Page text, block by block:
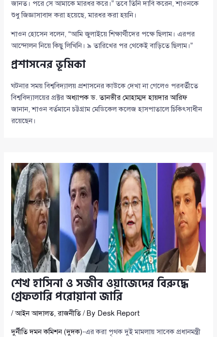
জানত। পরে সে আমাকে মারধর করে।” তবে তিনি দাবি করেন, শাওনকে
শুধু জিজ্ঞাসাবাদ করা হয়েছে, মারধর করা হয়নি।
শাওন হোসেন বলেন, “আমি জুলাইয়ে শিক্ষার্থীদের পক্ষে ছিলাম। এরপর
আন্দোলন নিয়ে কিছু লিখিনি। ৯ তারিখের পর থেকেই বাড়িতে ছিলাম।”
প্রশাসনের ভূমিকা
ঘটনার সময় বিশ্ববিদ্যালয় প্রশাসনের কাউকে দেখা না গেলেও পরবর্তীতে
বিশ্ববিদ্যালয়ের প্রক্টরঅধ্যাপক ড. তানভীর মোহাম্মদ হায়দার আরিফ
জানান, শাওন বর্তমানে চট্টগ্রাম মেডিকেল কলেজ হাসপাতালে চিকিৎসাধীন
রয়েছেন।
শেখ হাসিনা ও সজীব ওয়াজেদের বিরুদ্ধে
গ্রেফতারি পরোয়ানা জারি
/আইন আদালত,রাজনীতি/ By Desk Report
দুর্নীতি দমন কমিশন (দুদক)-এর করা পৃথক দুই মামলায় সাবেক প্রধানমন্ত্রী